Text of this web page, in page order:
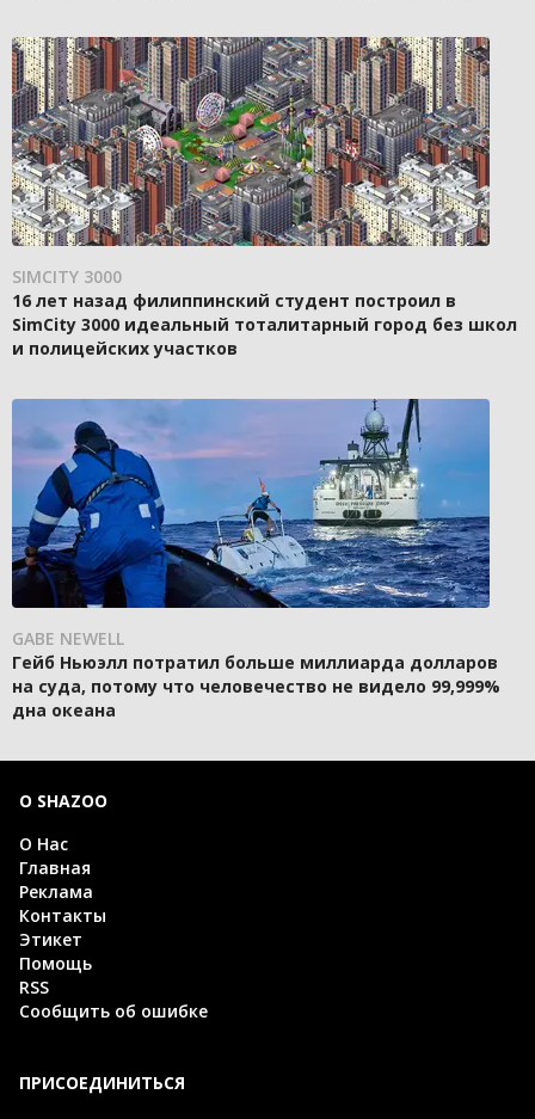
SIMCITY 3000
16 лет назад филиппинский студент построил в
SimCity 3000 идеальный тоталитарный город без школ
и полицейских участков
GABE NEWELL
Гейб Ньюэлл потратил больше миллиарда долларов
на суда, потому что человечество не видело 99,999%
дна океана
О SHAZOO
О Нас
Главная
Реклама
Контакты
Этикет
Помощь
RSS
Сообщить об ошибке
ПРИСОЕДИНИТЬСЯ